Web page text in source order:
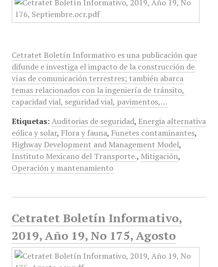
Cetratet Boletín Informativo es una publicación que
difunde e investiga el impacto de la construcción de
vías de comunicación terrestres; también abarca
temas relacionados con la ingeniería de tránsito,
capacidad vial, seguridad vial, pavimentos,…
Etiquetas: Auditorias de seguridad, Energia alternativa
eólica y solar, Flora y fauna, Funetes contaminantes,
Highway Development and Management Model,
Instituto Mexicano del Transporte., Mitigación,
Operación y mantenamiento
Cetratet Boletín Informativo,
2019, Año 19, No 175, Agosto